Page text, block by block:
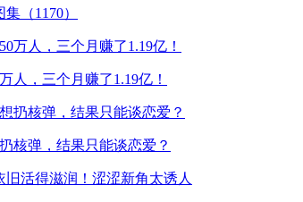
（1170）
人，三个月赚了1.19亿！
核弹，结果只能谈恋爱？